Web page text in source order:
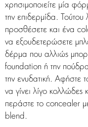
χρησιμοποιείτε μία
την επιδερμίδα.
προσθέσετε και ένα
να εξουδετερώσετε
δέρμα που αλλιώς
foundation ή την
την ενυδατική. Αφήστε
να γίνει λίγο κολλώδες
περάστε το concealer
blend.